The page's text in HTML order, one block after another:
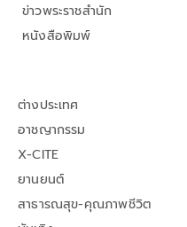
ข่าวพระราชสำนัก
หนังสือพิมพ์
ต่างประเทศ
อาชญากรรม
X-CITE
ยานยนต์
สาธารณสุข-คุณภาพชีวิต